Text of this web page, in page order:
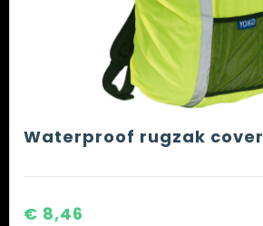
Waterproof rugzak cover
€ 8,46